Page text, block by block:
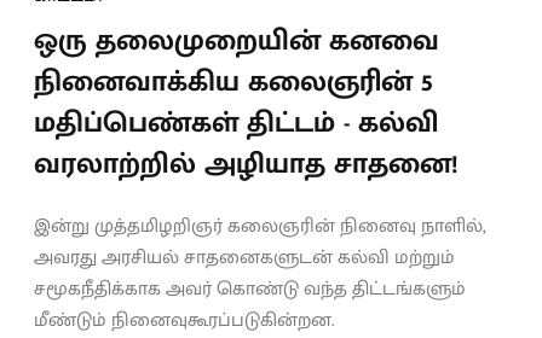
ஒரு தலைமுறையின் கனவை
நினைவாக்கிய கலைஞரின் 5
மதிப்பெண்கள் திட்டம் - கல்வி
வரலாற்றில் அழியாத சாதனை!
இன்று முத்தமிழறிஞர் கலைஞரின் நினைவு நாளில்,
அவரது அரசியல் சாதனைகளுடன் கல்வி மற்றும்
சமூகநீதிக்காக அவர் கொண்டு வந்த திட்டங்களும்
மீண்டும் நினைவுகூரப்படுகின்றன.